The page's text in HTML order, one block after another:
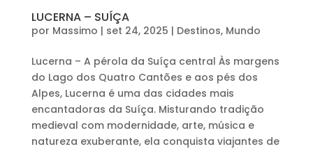
LUCERNA – SUÍÇA
por Massimo | set 24, 2025 | Destinos, Mundo
Lucerna – A pérola da Suíça central Às margens
do Lago dos Quatro Cantões e aos pés dos
Alpes, Lucerna é uma das cidades mais
encantadoras da Suíça. Misturando tradição
medieval com modernidade, arte, música e
natureza exuberante, ela conquista viajantes de